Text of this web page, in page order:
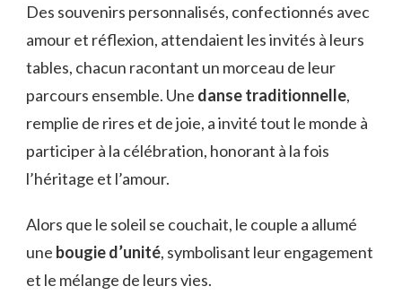
Des souvenirs personnalisés, confectionnés avec
amour et réflexion, attendaient les invités à leurs
tables, chacun racontant un morceau de leur
parcours ensemble. Une danse traditionnelle,
remplie de rires et de joie, a invité tout le monde à
participer à la célébration, honorant à la fois
l’héritage et l’amour.
Alors que le soleil se couchait, le couple a allumé
une bougie d’unité, symbolisant leur engagement
et le mélange de leurs vies.